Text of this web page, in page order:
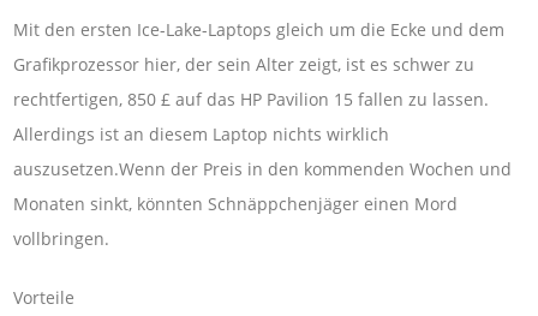
Mit den ersten Ice-Lake-Laptops gleich um die Ecke und dem
Grafikprozessor hier, der sein Alter zeigt, ist es schwer zu
rechtfertigen, 850 £ auf das HP Pavilion 15 fallen zu lassen.
Allerdings ist an diesem Laptop nichts wirklich
auszusetzen.Wenn der Preis in den kommenden Wochen und
Monaten sinkt, könnten Schnäppchenjäger einen Mord
vollbringen.
Vorteile